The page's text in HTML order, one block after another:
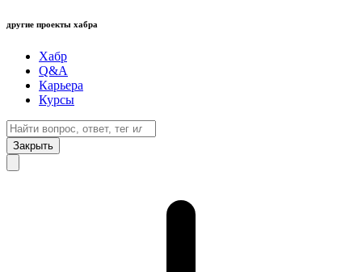
другие проекты хабра
Хабр
Q&A
Карьера
Курсы
Закрыть